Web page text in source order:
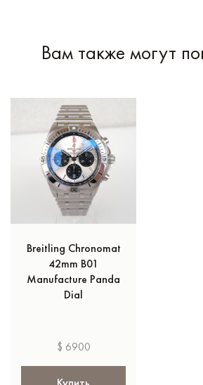
Вам также могут
Breitling Chronomat
42mm B01
Manufacture Panda
Dial
$ 6900